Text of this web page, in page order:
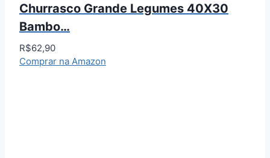
Churrasco Grande Legumes 40X30
Bambo…
R$62,90
Comprar na Amazon